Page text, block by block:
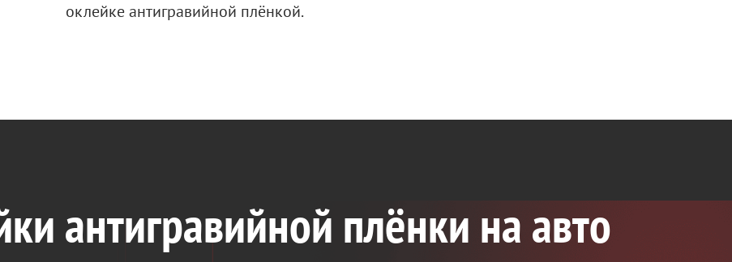
оклейке антигравийной плёнкой.
антигравийной плёнки на авто